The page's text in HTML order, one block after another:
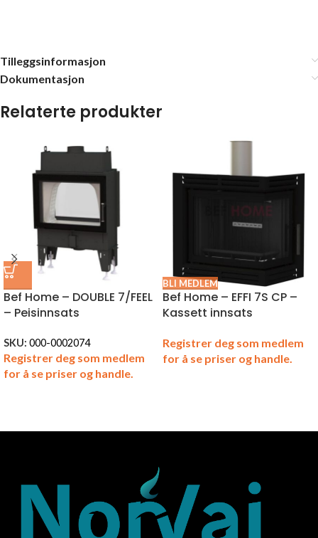
Tilleggsinformasjon
Dokumentasjon
Relaterte produkter
Bef Home – DOUBLE 7/FEEL
– Peisinnsats
SKU: 000-0002074
Registrer deg som medlem
for å se priser og handle.
BLI MEDLEM
Bef Home – EFFI 7S CP –
Kassett innsats
Registrer deg som medlem
for å se priser og handle.